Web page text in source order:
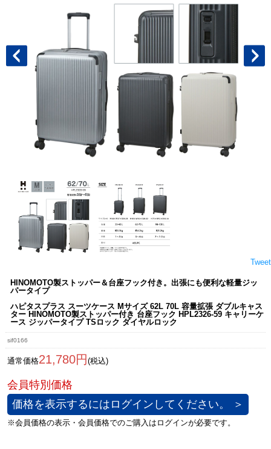
Tweet
HINOMOTO製ストッパー＆台座フック付き。出張にも便利な軽量ジッ
パータイプ
ハピタスプラス スーツケース Mサイズ 62L 70L 容量拡張 ダブルキャス
ター HINOMOTO製ストッパー付き 台座フック HPL2326-59 キャリーケ
ース ジッパータイプ TSロック ダイヤルロック
sif0166
通常価格21,780円 (税込)
価格を表示するにはログインしてください。 ＞